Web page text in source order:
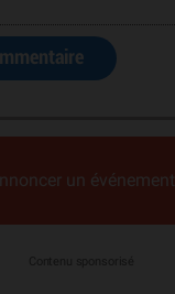
un événement